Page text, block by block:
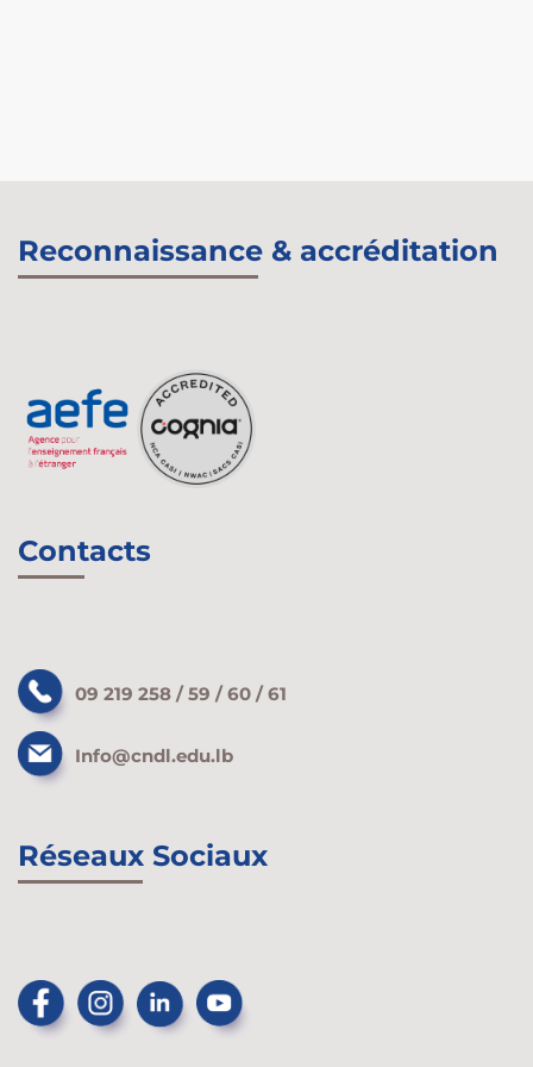
Reconnaissance & accréditation
Contacts
09 219 258 / 59 / 60 / 61
Info@cndl.edu.lb
Réseaux Sociaux